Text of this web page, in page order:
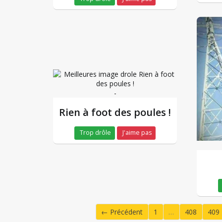
-
Rien à foot des poules !
Trop drôle J'aime pas
← Précédent 1 … 408 409